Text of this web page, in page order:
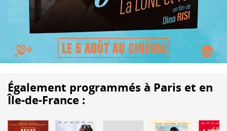
Également programmés à Paris et en
Île-de-France :